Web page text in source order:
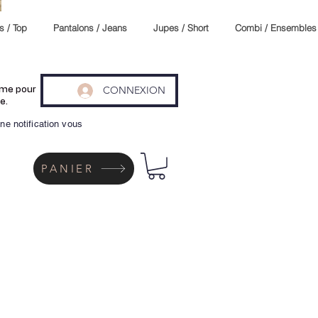
/ Top Pantalons / Jeans Jupes / Short Combi / Ensembles
CONNEXION
PANIER
pour
notification vous